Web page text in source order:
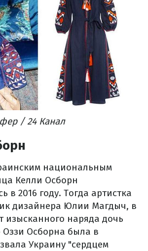
/ 24 Канал
национальным
Келли Осборн
в 2016 году. Тогда артистка
дизайнера Юлии Магдыч, в
изысканного наряда дочь
Оззи Осборна была в
Украину "сердцем